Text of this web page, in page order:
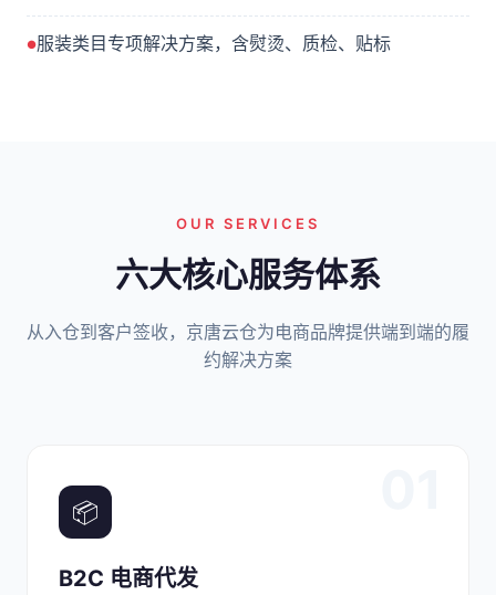
服装类目专项解决方案，含熨烫、质检、贴标
OUR SERVICES
六大核心服务体系
从入仓到客户签收，京唐云仓为电商品牌提供端到端的履
约解决方案
📦
B2C 电商代发